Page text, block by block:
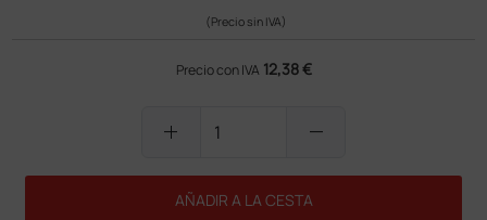
(Precio sin IVA)
Precio con IVA 12,38 €
add remove
AÑADIR A LA CESTA